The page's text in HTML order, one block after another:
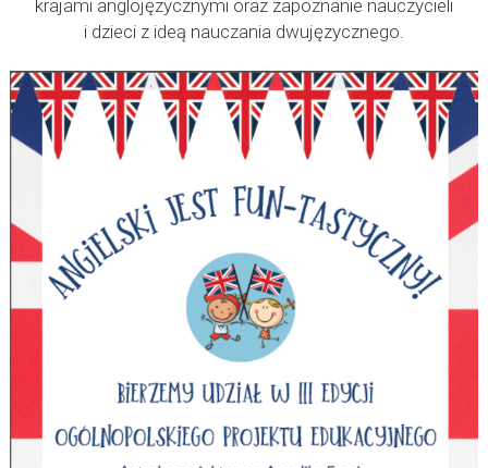
krajami anglojęzycznymi oraz zapoznanie nauczycieli
i dzieci z ideą nauczania dwujęzycznego.